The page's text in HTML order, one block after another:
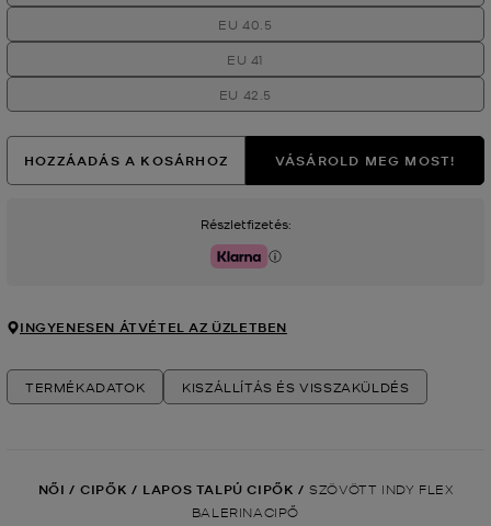
EU 40.5
EU 41
EU 42.5
HOZZÁADÁS A KOSÁRHOZ VÁSÁROLD MEG MOST!
Részletfizetés:
Klarna
INGYENESEN ÁTVÉTEL AZ ÜZLETBEN
TERMÉKADATOK KISZÁLLÍTÁS ÉS VISSZAKÜLDÉS
NŐI / CIPŐK / LAPOS TALPÚ CIPŐK / SZÖVÖTT INDY FLEX
BALERINACIPŐ